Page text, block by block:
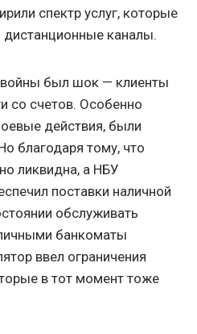
спектр услуг, которые
дистанционные каналы.
войны был шок — клиенты
со счетов. Особенно
действия, были
благодаря тому, что
ликвидна, а НБУ
поставки наличной
обслуживать
банкоматы
ввел ограничения
в тот момент тоже